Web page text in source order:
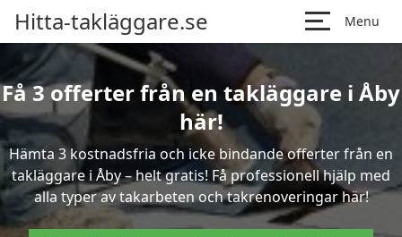
Hitta-takläggare.se Menu
Få 3 offerter från en takläggare i Åby
här!
Hämta 3 kostnadsfria och icke bindande offerter från en
takläggare i Åby – helt gratis! Få professionell hjälp med
alla typer av takarbeten och takrenoveringar här!